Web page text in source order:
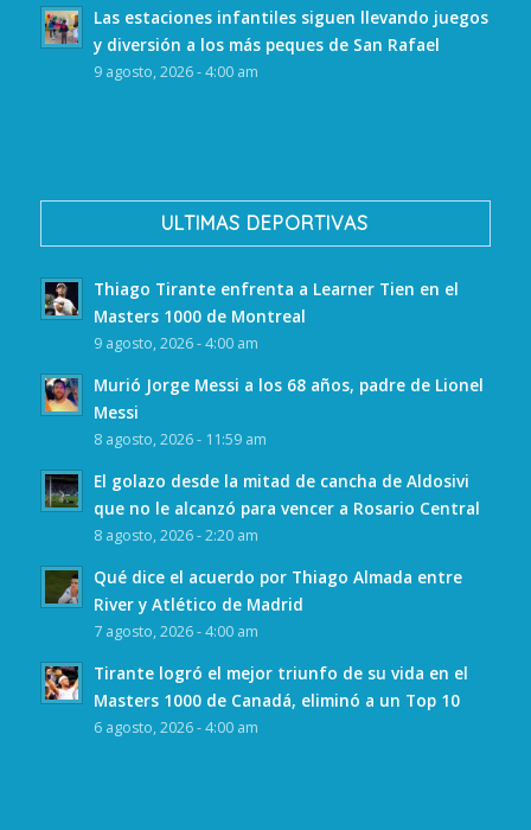
Las estaciones infantiles siguen llevando juegos
y diversión a los más peques de San Rafael
9 agosto, 2026 - 4:00 am
ULTIMAS DEPORTIVAS
Thiago Tirante enfrenta a Learner Tien en el
Masters 1000 de Montreal
9 agosto, 2026 - 4:00 am
Murió Jorge Messi a los 68 años, padre de Lionel
Messi
8 agosto, 2026 - 11:59 am
El golazo desde la mitad de cancha de Aldosivi
que no le alcanzó para vencer a Rosario Central
8 agosto, 2026 - 2:20 am
Qué dice el acuerdo por Thiago Almada entre
River y Atlético de Madrid
7 agosto, 2026 - 4:00 am
Tirante logró el mejor triunfo de su vida en el
Masters 1000 de Canadá, eliminó a un Top 10
6 agosto, 2026 - 4:00 am